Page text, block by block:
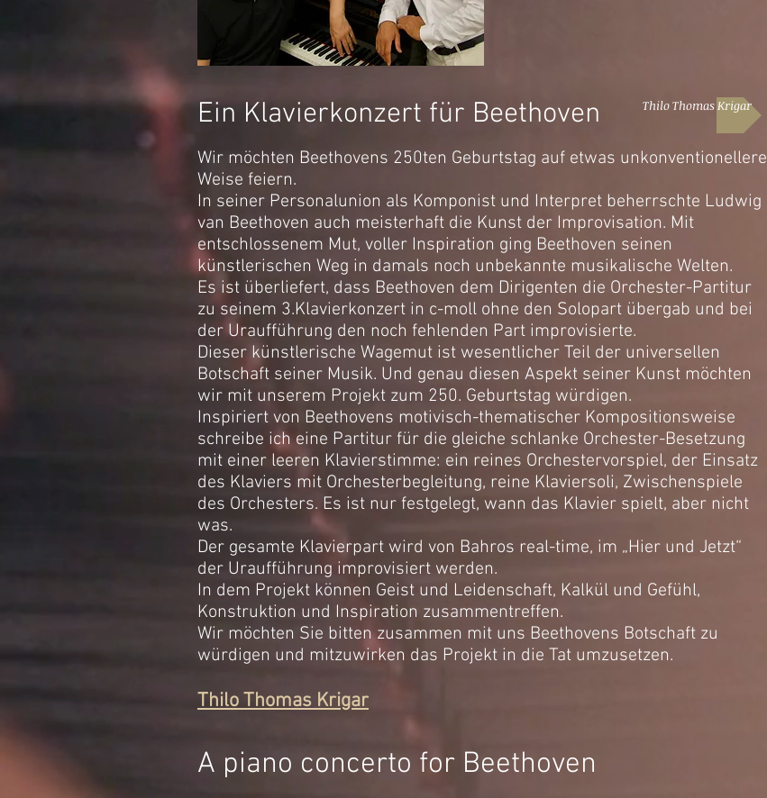
Ein Klavierkonzert für Beethoven
Wir möchten Beethovens 250ten Geburtstag auf etwas unkonventionellere
Weise feiern.
In seiner Personalunion als Komponist und Interpret beherrschte Ludwig
van Beethoven auch meisterhaft die Kunst der Improvisation. Mit
entschlossenem Mut, voller Inspiration ging Beethoven seinen
künstlerischen Weg in damals noch unbekannte musikalische Welten.
Es ist überliefert, dass Beethoven dem Dirigenten die Orchester-Partitur
zu seinem 3.Klavierkonzert in c-moll ohne den Solopart übergab und bei
der Uraufführung den noch fehlenden Part improvisierte.
Dieser künstlerische Wagemut ist wesentlicher Teil der universellen
Botschaft seiner Musik. Und genau diesen Aspekt seiner Kunst möchten
wir mit unserem Projekt zum 250. Geburtstag würdigen.
Inspiriert von Beethovens motivisch-thematischer Kompositionsweise
schreibe ich eine Partitur für die gleiche schlanke Orchester-Besetzung
mit einer leeren Klavierstimme: ein reines Orchestervorspiel, der Einsatz
des Klaviers mit Orchesterbegleitung, reine Klaviersoli, Zwischenspiele
des Orchesters. Es ist nur festgelegt, wann das Klavier spielt, aber nicht
was.
Der gesamte Klavierpart wird von Bahros real-time, im „Hier und Jetzt“
der Uraufführung improvisiert werden.
In dem Projekt können Geist und Leidenschaft, Kalkül und Gefühl,
Konstruktion und Inspiration zusammentreffen.
Wir möchten Sie bitten zusammen mit uns Beethovens Botschaft zu
würdigen und mitzuwirken das Projekt in die Tat umzusetzen.
Thilo Thomas Krigar
A piano concerto for Beethoven
Thilo Thomas Krigar